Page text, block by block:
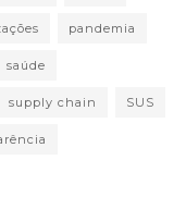
pandemia
saúde
supply chain SUS